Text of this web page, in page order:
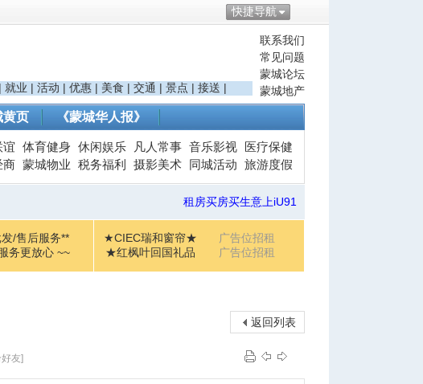
快捷导航
联系我们
常见问题
蒙城论坛
蒙城地产
| 就业 | 活动 | 优惠 | 美食 | 交通 | 景点 | 接送 |
黄页 《蒙城华人报》
谊 体育健身 休闲娱乐 凡人常事 音乐影视
医疗保健
商 蒙城物业 税务福利 摄影美术 同城活动 旅游度假
租房买房买生意上iU91
/售后服务**
务更放心 ~~
★CIEC瑞和窗帘★
广告位招租
★红枫叶回国礼品
广告位招租
返回列表
友]